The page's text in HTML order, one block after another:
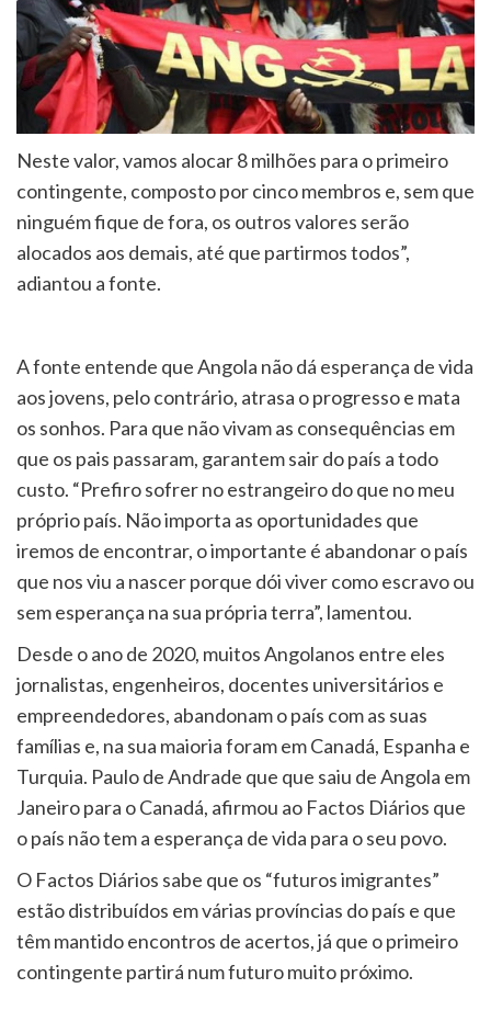
Neste valor, vamos alocar 8 milhões para o primeiro
contingente, composto por cinco membros e, sem que
ninguém fique de fora, os outros valores serão
alocados aos demais, até que partirmos todos”,
adiantou a fonte.
A fonte entende que Angola não dá esperança de vida
aos jovens, pelo contrário, atrasa o progresso e mata
os sonhos. Para que não vivam as consequências em
que os pais passaram, garantem sair do país a todo
custo. “Prefiro sofrer no estrangeiro do que no meu
próprio país. Não importa as oportunidades que
iremos de encontrar, o importante é abandonar o país
que nos viu a nascer porque dói viver como escravo ou
sem esperança na sua própria terra”, lamentou.
Desde o ano de 2020, muitos Angolanos entre eles
jornalistas, engenheiros, docentes universitários e
empreendedores, abandonam o país com as suas
famílias e, na sua maioria foram em Canadá, Espanha e
Turquia. Paulo de Andrade que que saiu de Angola em
Janeiro para o Canadá, afirmou ao Factos Diários que
o país não tem a esperança de vida para o seu povo.
O Factos Diários sabe que os “futuros imigrantes”
estão distribuídos em várias províncias do país e que
têm mantido encontros de acertos, já que o primeiro
contingente partirá num futuro muito próximo.